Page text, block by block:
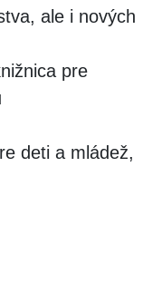
ale i nových
pre
deti a mládež,